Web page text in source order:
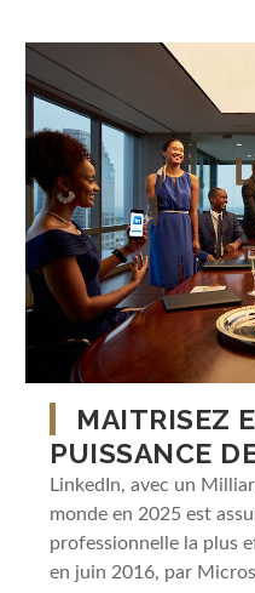
MAITRISEZ
PUISSANCE
LinkedIn, avec un
monde en 2025 est
professionnelle la plus
en juin 2016, par